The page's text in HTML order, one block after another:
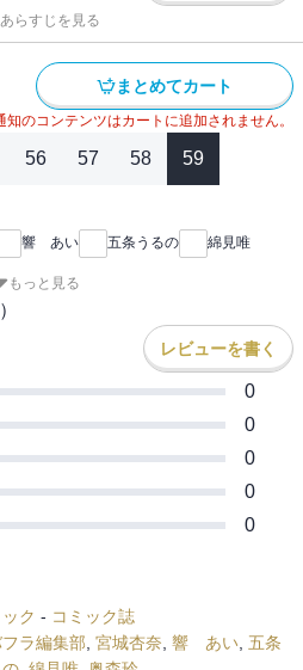
あらすじを見る
まとめてカート
のコンテンツはカートに追加されません。
56 57 58 59
響 あい 五条うるの
綿見唯
もっと見る
レビューを書く
0
0
0
0
0
ク - コミック誌
ラ編集部 宮城杏奈 響 あい 五条